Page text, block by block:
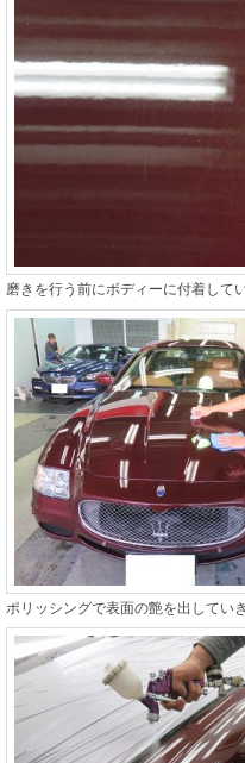
磨きを行う前にボディーに付着して
ポリッシングで表面の艶を出していき